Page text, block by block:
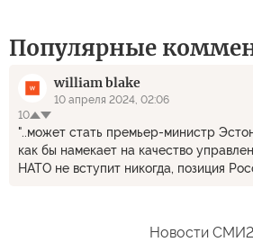
Популярные
william blake
10 апреля 2024, 02:06
10
"..может стать премьер-министр
как бы намекает на качество
НАТО не вступит никогда, позиция
Новости СМИ2